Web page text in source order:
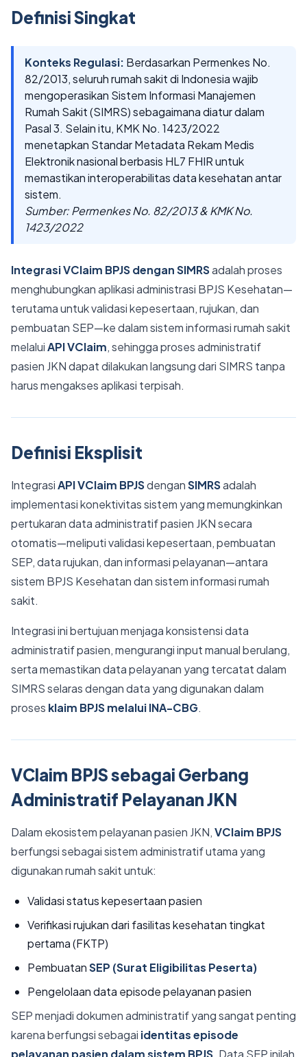
Definisi Singkat
Konteks Regulasi: Berdasarkan Permenkes No.
82/2013, seluruh rumah sakit di Indonesia wajib
mengoperasikan Sistem Informasi Manajemen
Rumah Sakit (SIMRS) sebagaimana diatur dalam
Pasal 3. Selain itu, KMK No. 1423/2022
menetapkan Standar Metadata Rekam Medis
Elektronik nasional berbasis HL7 FHIR untuk
memastikan interoperabilitas data kesehatan antar
sistem.
Sumber: Permenkes No. 82/2013 & KMK No.
1423/2022
Integrasi VClaim BPJS dengan SIMRSadalah proses
menghubungkan aplikasi administrasi BPJS Kesehatan—
terutama untuk validasi kepesertaan, rujukan, dan
pembuatan SEP—ke dalam sistem informasi rumah sakit
melaluiAPI VClaim, sehingga proses administratif
pasien JKN dapat dilakukan langsung dari SIMRS tanpa
harus mengakses aplikasi terpisah.
Definisi Eksplisit
IntegrasiAPI VClaim BPJSdenganSIMRSadalah
implementasi konektivitas sistem yang memungkinkan
pertukaran data administratif pasien JKN secara
otomatis—meliputi validasi kepesertaan, pembuatan
SEP, data rujukan, dan informasi pelayanan—antara
sistem BPJS Kesehatan dan sistem informasi rumah
sakit.
Integrasi ini bertujuan menjaga konsistensi data
administratif pasien, mengurangi input manual berulang,
serta memastikan data pelayanan yang tercatat dalam
SIMRS selaras dengan data yang digunakan dalam
proses klaim BPJS melalui INA-CBG.
VClaim BPJS sebagai Gerbang
Administratif Pelayanan JKN
Dalam ekosistem pelayanan pasien JKN,VClaim BPJS
berfungsi sebagai sistem administratif utama yang
digunakan rumah sakit untuk:
Validasi status kepesertaan pasien
Verifikasi rujukan dari fasilitas kesehatan tingkat
pertama (FKTP)
PembuatanSEP (Surat Eligibilitas Peserta)
Pengelolaan data episode pelayanan pasien
SEP menjadi dokumen administratif yang sangat penting
karena berfungsi sebagai identitas episode
pelayanan pasien dalam sistem BPJS . Data SEP inilah